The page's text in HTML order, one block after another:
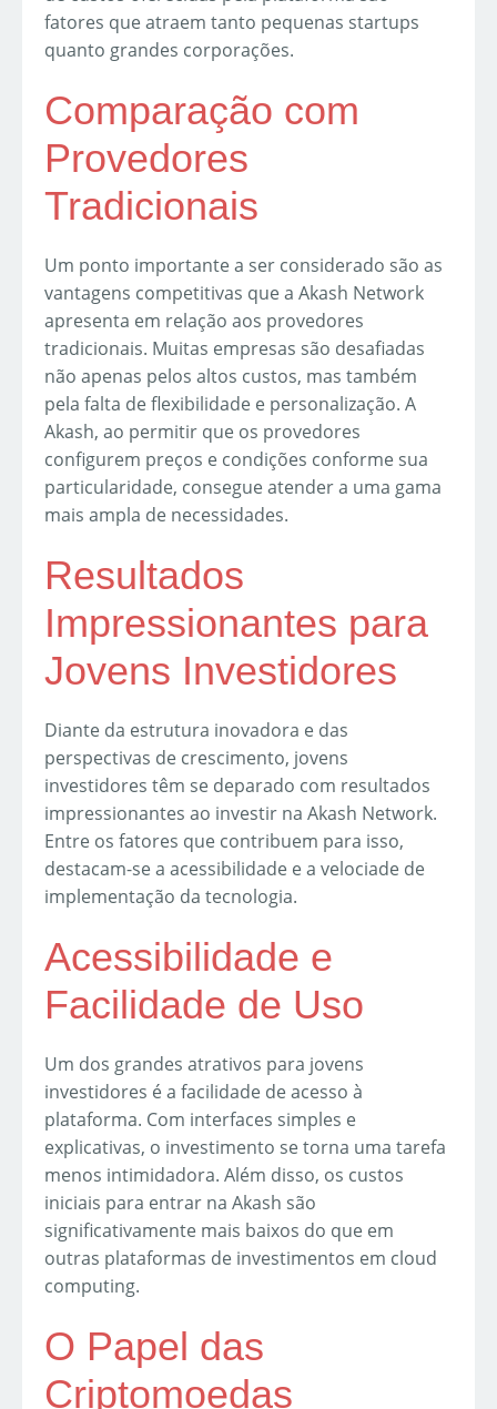
fatores que atraem tanto pequenas startups
quanto grandes corporações.
Comparação com
Provedores
Tradicionais
Um ponto importante a ser considerado são as
vantagens competitivas que a Akash Network
apresenta em relação aos provedores
tradicionais. Muitas empresas são desafiadas
não apenas pelos altos custos, mas também
pela falta de flexibilidade e personalização. A
Akash, ao permitir que os provedores
configurem preços e condições conforme sua
particularidade, consegue atender a uma gama
mais ampla de necessidades.
Resultados
Impressionantes para
Jovens Investidores
Diante da estrutura inovadora e das
perspectivas de crescimento, jovens
investidores têm se deparado com resultados
impressionantes ao investir na Akash Network.
Entre os fatores que contribuem para isso,
destacam-se a acessibilidade e a velociade de
implementação da tecnologia.
Acessibilidade e
Facilidade de Uso
Um dos grandes atrativos para jovens
investidores é a facilidade de acesso à
plataforma. Com interfaces simples e
explicativas, o investimento se torna uma tarefa
menos intimidadora. Além disso, os custos
iniciais para entrar na Akash são
significativamente mais baixos do que em
outras plataformas de investimentos em cloud
computing.
O Papel das
Criptomoedas